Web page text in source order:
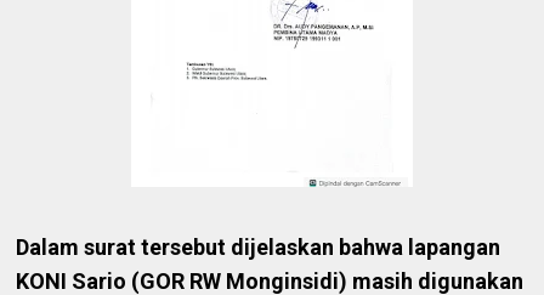
Dalam surat tersebut dijelaskan bahwa lapangan
KONI Sario (GOR RW Monginsidi) masih digunakan